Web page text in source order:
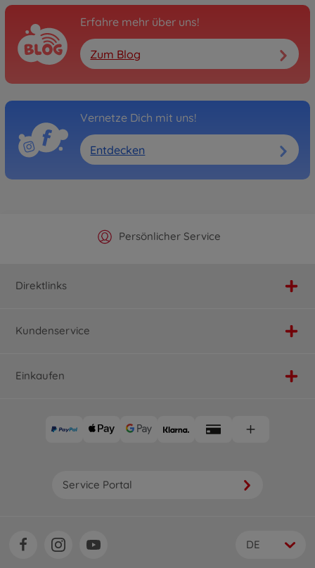
Erfahre mehr über uns!
Zum Blog
Vernetze Dich mit uns!
Entdecken
Offizieller Hersteller Shop
Persönlicher Service
Versandkostenfrei ab 25€
Schnelle Lieferung
Direktlinks
Kundenservice
Einkaufen
Service Portal
DE